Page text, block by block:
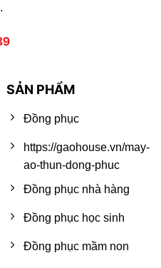
SẢN PHẨM
Đồng phục
https://gaohouse.vn/may-
ao-thun-dong-phuc
Đồng phục nhà hàng
Đồng phục học sinh
Đồng phục mầm non